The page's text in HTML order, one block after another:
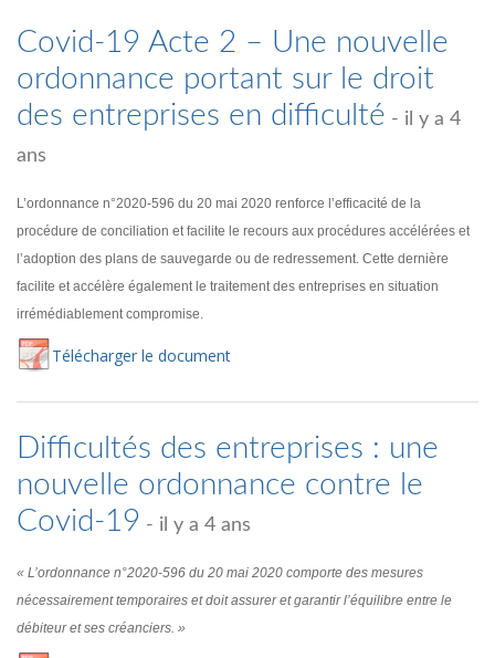
Covid-19 Acte 2 – Une nouvelle
ordonnance portant sur le droit
des entreprises en difficulté - il y a 4
ans
L’ordonnance n°2020-596 du 20 mai 2020 renforce l’efficacité de la
procédure de conciliation et facilite le recours aux procédures accélérées et
l’adoption des plans de sauvegarde ou de redressement. Cette dernière
facilite et accélère également le traitement des entreprises en situation
irrémédiablement compromise.
Télécharger le document
Difficultés des entreprises : une
nouvelle ordonnance contre le
Covid-19 - il y a 4 ans
« L’ordonnance n°2020-596 du 20 mai 2020 comporte des mesures
nécessairement temporaires et doit assurer et garantir l’équilibre entre le
débiteur et ses créanciers. »